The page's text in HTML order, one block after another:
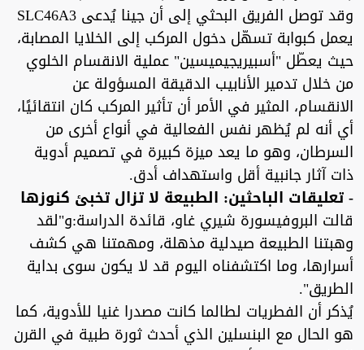
وقد توصل الفريق البحثي إلى أن جينا يُدعى SLC46A3
يعمل كبوابة تسهّل دخول المركب إلى الخلايا المصابة،
حيث يعطّل "أسبيريجيميسين" عملية الانقسام الخلوي
من خلال تدمير الأنابيب الدقيقة المسؤولة عن
الانقسام، المثير في الأمر أن تأثير المركب كان انتقائيًا،
أي أنه لم يُظهر نفس الفعالية في أنواع أخرى من
السرطان، وهو ما يعد ميزة كبيرة في تصميم أدوية
ذات آثار جانبية أقل واستهداف أدق.
- تعليقات الباحثين: الطبيعة لا تزال تخبئ كنوزها
قالت البروفيسورة شيري غاو، قائدة الدراسة:و"لقد
وهبتنا الطبيعة صيدلية مذهلة، ومهمتنا هي كشف
أسرارها، وما اكتشفناه اليوم قد لا يكون سوى بداية
الطريق".
يُذكر أن الفطريات لطالما كانت مصدرا غنيا للأدوية، كما
هو الحال مع البنسلين الذي أحدث ثورة طبية في القرن